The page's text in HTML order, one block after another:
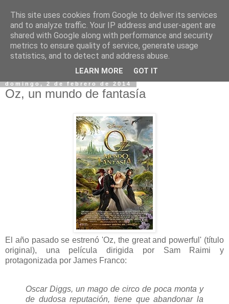
domingo, 2 de febrero de 2014
Oz, un mundo de fantasía
El año pasado se estrenó 'Oz, the great and powerful' (título
original), una película dirigida por Sam Raimi y
protagonizada por James Franco:
Oscar Diggs, un mago de circo de poca monta y
de dudosa reputación, tiene que abandonar la
This site uses cookies from Google to deliver its services
and to analyze traffic. Your IP address and user-agent are
shared with Google along with performance and security
metrics to ensure quality of service, generate usage
statistics, and to detect and address abuse.
LEARN MORE GOT IT